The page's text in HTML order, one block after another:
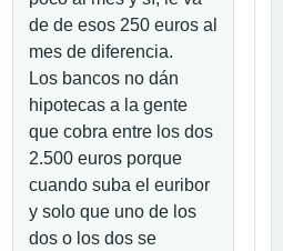
de de esos 250 euros al
mes de diferencia.
Los bancos no dán
hipotecas a la gente
que cobra entre los dos
2.500 euros porque
cuando suba el euribor
y solo que uno de los
dos o los dos se